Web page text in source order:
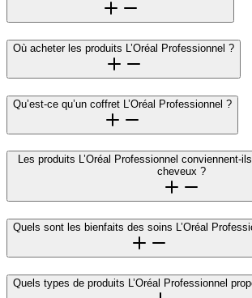
Où acheter les produits L’Oréal Professionnel ?
Qu’est-ce qu’un coffret L’Oréal Professionnel ?
Les produits L’Oréal Professionnel conviennent-
cheveux ?
Quels sont les bienfaits des soins L’Oréal
Quels types de produits L’Oréal Professionnel